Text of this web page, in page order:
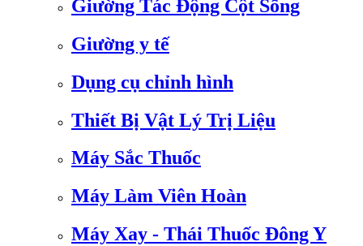
Giường Tác Động Cột Sống
Giường y tế
Dụng cụ chỉnh hình
Thiết Bị Vật Lý Trị Liệu
Máy Sắc Thuốc
Máy Làm Viên Hoàn
Máy Xay - Thái Thuốc Đông Y